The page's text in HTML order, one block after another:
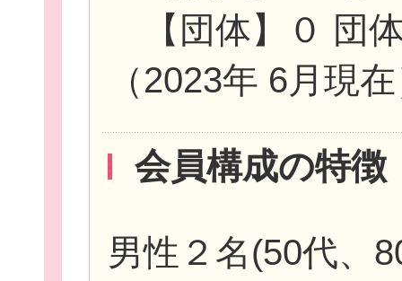
【団体】０ 団
（2023年 6月現
会員構成の特徴
男性２名(50代、